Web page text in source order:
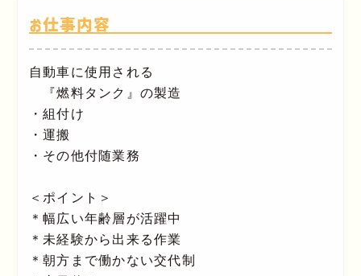
お仕事内容
自動車に使用される
『燃料タンク』の製造
・組付け
・運搬
・その他付随業務
＜ポイント＞
＊幅広い年齢層が活躍中
＊未経験から出来る作業
＊朝方まで働かない交代制